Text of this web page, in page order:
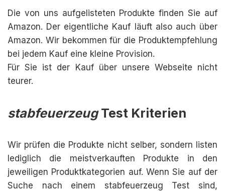
Die von uns aufgelisteten Produkte finden Sie auf
Amazon. Der eigentliche Kauf läuft also auch über
Amazon. Wir bekommen für die Produktempfehlung
bei jedem Kauf eine kleine Provision.
Für Sie ist der Kauf über unsere Webseite nicht
teurer.
stabfeuerzeugTest Kriterien
Wir prüfen die Produkte nicht selber, sondern listen
lediglich die meistverkauften Produkte in den
jeweiligen Produktkategorien auf. Wenn Sie auf der
Suche nach einem stabfeuerzeug Test sind,